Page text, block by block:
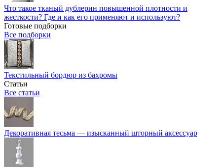
Что такое тканый дублерин повышенной плотности и
жесткости? Где и как его применяют и используют?
Готовые подборки
Все подборки
Текстильный бордюр из бахромы
Статьи
Все статьи
Декоративная тесьма — изысканный шторный аксессуар